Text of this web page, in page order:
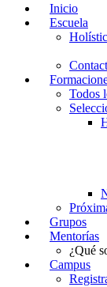
Inicio
Escuela
Todos
Grupos
Mentorías
¿Qué
Campus